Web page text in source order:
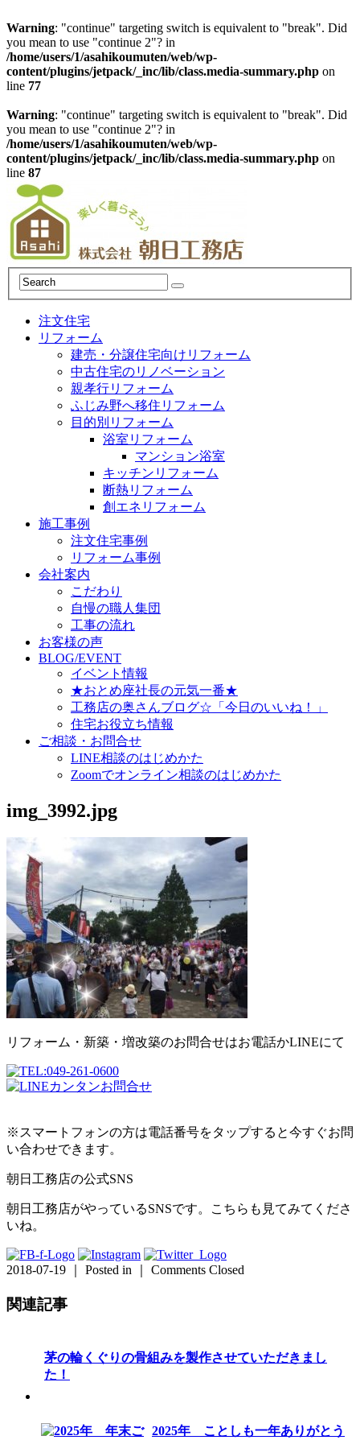
Warning: "continue" targeting switch is equivalent to "break". Did
you mean to use "continue 2"? in
/home/users/1/asahikoumuten/web/wp-
content/plugins/jetpack/_inc/lib/class.media-summary.php on
line 77
Warning: "continue" targeting switch is equivalent to "break". Did
you mean to use "continue 2"? in
/home/users/1/asahikoumuten/web/wp-
content/plugins/jetpack/_inc/lib/class.media-summary.php on
line 87
注文住宅
リフォーム
建売・分譲住宅向けリフォーム
中古住宅のリノベーション
親孝行リフォーム
ふじみ野へ移住リフォーム
目的別リフォーム
浴室リフォーム
マンション浴室
キッチンリフォーム
断熱リフォーム
創エネリフォーム
施工事例
注文住宅事例
リフォーム事例
会社案内
こだわり
自慢の職人集団
工事の流れ
お客様の声
BLOG/EVENT
イベント情報
★おとめ座社長の元気一番★
工務店の奥さんブログ☆「今日のいいね！」
住宅お役立ち情報
ご相談・お問合せ
LINE相談のはじめかた
Zoomでオンライン相談のはじめかた
img_3992.jpg
リフォーム・新築・増改築のお問合せはお電話かLINEにて
※スマートフォンの方は電話番号をタップすると今すぐお問
い合わせできます。
朝日工務店の公式SNS
朝日工務店がやっているSNSです。こちらも見てみてくださ
いね。
2018-07-19 ｜ Posted in ｜ Comments Closed
関連記事
茅の輪くぐりの骨組みを製作させていただきまし
た！
2025年 ことしも一年ありがとう